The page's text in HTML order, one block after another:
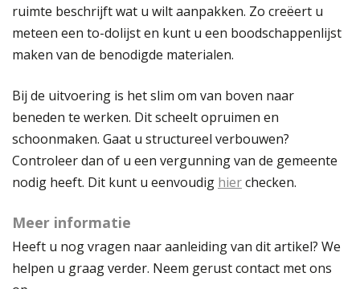
ruimte beschrijft wat u wilt aanpakken. Zo creëert u
meteen een to-dolijst en kunt u een boodschappenlijst
maken van de benodigde materialen.
Bij de uitvoering is het slim om van boven naar
beneden te werken. Dit scheelt opruimen en
schoonmaken. Gaat u structureel verbouwen?
Controleer dan of u een vergunning van de gemeente
nodig heeft. Dit kunt u eenvoudig hierchecken.
Meer informatie
Heeft u nog vragen naar aanleiding van dit artikel? We
helpen u graag verder. Neem gerust contact met ons